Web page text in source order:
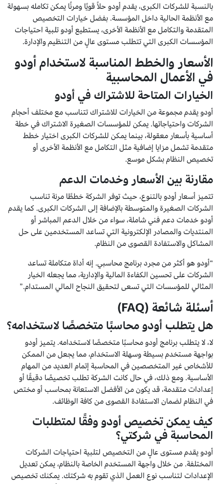
بالنسبة للشركات الكبرى، يقدم أودو حلاً قويًا ومرنًا يمكن تكامله بسهولة
مع الأنظمة الحالية داخل المؤسسة. بفضل خيارات التخصيص
المتقدمة والتكامل مع الأنظمة الأخرى، يستطيع أودو تلبية احتياجات
المؤسسات الكبرى التي تتطلب مستوى عالٍ من التنظيم والإدارة.
الأسعار والخطط المناسبة لاستخدام أودو
في الأعمال المحاسبية
الخيارات المتاحة للاشتراك في أودو
أودو يقدم مجموعة من الخيارات للاشتراك تتناسب مع مختلف أحجام
الشركات واحتياجاتها. يمكن للمؤسسات الصغيرة الاشتراك في خطة
أساسية بأسعار معقولة، بينما يمكن للشركات الكبرى اختيار خطط
متقدمة تشمل مزايا إضافية مثل التكامل مع الأنظمة الأخرى أو
تخصيص النظام بشكل موسع.
مقارنة بين الأسعار وخدمات الدعم
تتميز أسعار أودو بالتنوع، حيث توفر الشركة خططًا مرنة تناسب
الشركات الصغيرة والمتوسطة بالإضافة إلى الشركات الكبرى. كما يقدم
أودو خدمات دعم فني شاملة، سواء من خلال الدعم المباشر أو
المنتديات والمصادر الإلكترونية التي تساعد المستخدمين على حل
المشاكل والاستفادة القصوى من النظام.
“أودو هو أكثر من مجرد برنامج محاسبي. إنه أداة متكاملة تساعد
الشركات على تحسين الكفاءة المالية والإدارية، مما يجعله الخيار
المثالي للمؤسسات التي تسعى لتحقيق النجاح المالي المستدام.”
أسئلة شائعة (FAQ)
هل يتطلب أودو محاسبًا متخصصًا لاستخدامه؟
لا، لا يتطلب برنامج أودو محاسبًا متخصصًا لاستخدامه. يتميز أودو
بواجهة مستخدم بسيطة وسهلة الاستخدام، مما يجعل من الممكن
للأشخاص غير المتخصصين في المحاسبة إتمام العديد من المهام
الأساسية. ومع ذلك، في حال كانت الشركة تطلب تخصيصًا دقيقًا أو
إعدادات متقدمة، قد يكون من الأفضل الاستعانة بمحاسب أو مختص
في النظام لضمان الاستفادة القصوى من كافة الوظائف.
كيف يمكن تخصيص أودو وفقًا لمتطلبات
المحاسبة في شركتي؟
أودو يقدم مستوى عالٍ من التخصيص لتلبية احتياجات الشركات
المختلفة. من خلال واجهة المستخدم الخاصة بالنظام، يمكن تعديل
الإعدادات لتناسب نوع العمل الذي تقوم به شركتك. يمكنك تخصيص